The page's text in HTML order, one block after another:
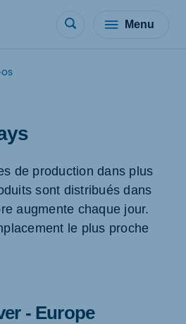
Menu
de production dans plus
sont distribués dans
augmente chaque jour.
le plus proche
- Europe